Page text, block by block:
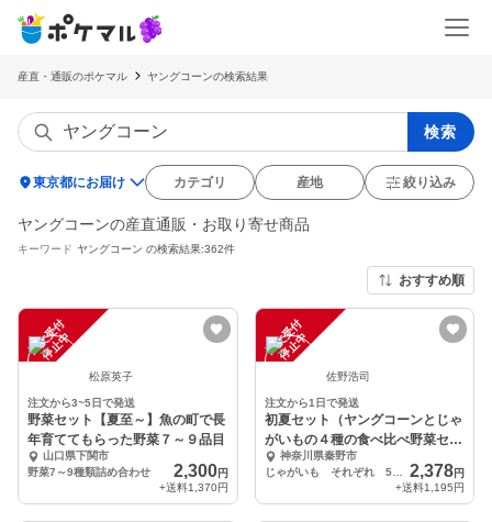
産直・通販のポケマル ヤングコーンの検索結果
検索
location_on東京都にお届け カテゴリ 産地 絞り込み
ヤングコーンの産直通販・お取り寄せ商品
キーワード ヤングコーン の検索結果:362件
おすすめ順
注
文
受
付
停
止
中
松原英子
注文から3~5日で発送
野菜セット【夏至～】魚の町で長
年育ててもらった野菜７～９品目
山口県下関市
野菜7～9種類詰め合わせ
2,300円
+送料1,370円
注
文
受
付
停
止
中
佐野浩司
注文から1日で発送
初夏セット（ヤングコーンとじゃ
がいもの４種の食べ比べ野菜セッ
ト）神奈川県秦野市
じゃがいも それぞれ 500g
2,378円
+送料1,195円